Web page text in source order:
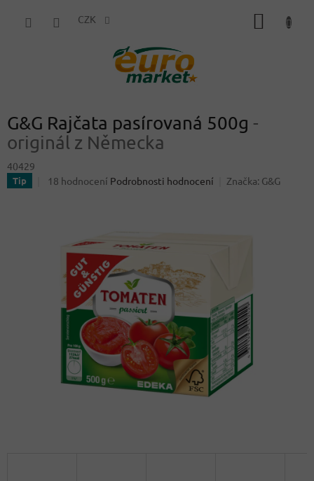
CZK
G&G Rajčata pasírovaná 500g -
originál z Německa
40429
Tip
Průměrné
hvězdiček.
18 hodnocení Podrobnosti hodnocení Značka: G&G